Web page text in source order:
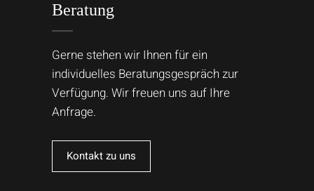
Beratung
Gerne stehen wir Ihnen für ein
individuelles Beratungsgespräch zur
Verfügung. Wir freuen uns auf Ihre
Anfrage.
Kontakt zu uns